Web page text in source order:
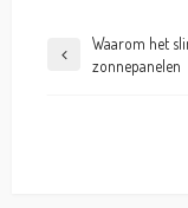
Waarom het
zonnepanelen